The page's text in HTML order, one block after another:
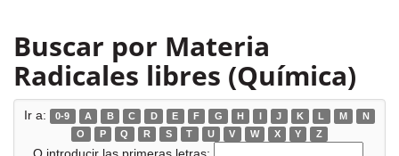
Buscar por Materia
Radicales libres (Química)
Ir a: 0-9 A B C D E F G H I J K L M
N
O
P Q R S T U V W X Y Z